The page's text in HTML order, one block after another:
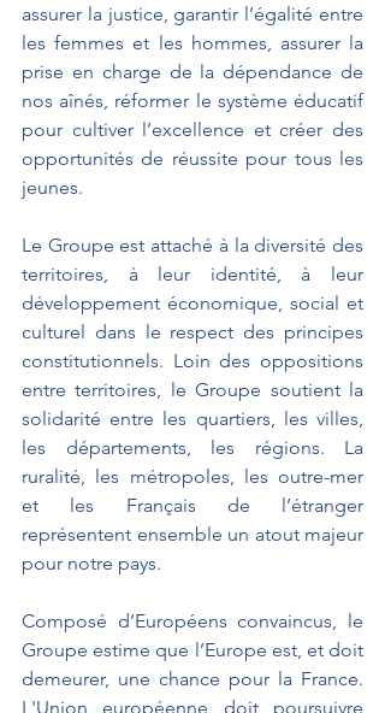
assurer la justice, garantir l’égalité entre
les femmes et les hommes, assurer la
prise en charge de la dépendance de
nos aînés, réformer le système éducatif
pour cultiver l’excellence et créer des
opportunités de réussite pour tous les
jeunes.
Le Groupe est attaché à la diversité des
territoires, à leur identité, à leur
développement économique, social et
culturel dans le respect des principes
constitutionnels. Loin des oppositions
entre territoires, le Groupe soutient la
solidarité entre les quartiers, les villes,
les départements, les régions. La
ruralité, les métropoles, les outre-mer
et les Français de l’étranger
représentent ensemble un atout majeur
pour notre pays.
Composé d’Européens convaincus, le
Groupe estime que l’Europe est, et doit
demeurer, une chance pour la France.
L'Union européenne doit poursuivre